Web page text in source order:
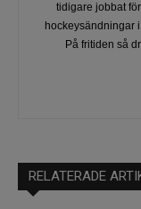
tidigare jobbat
hockeysändningar
På fritiden så
RELATERADE